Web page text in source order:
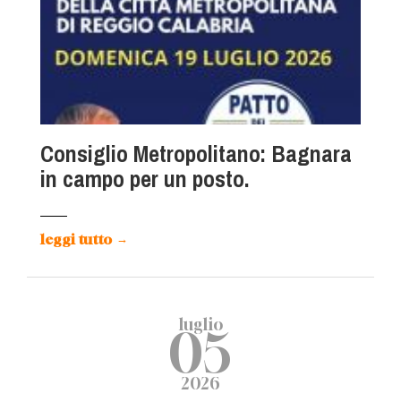
Consiglio Metropolitano: Bagnara
in campo per un posto.
leggi tutto →
luglio
05
2026